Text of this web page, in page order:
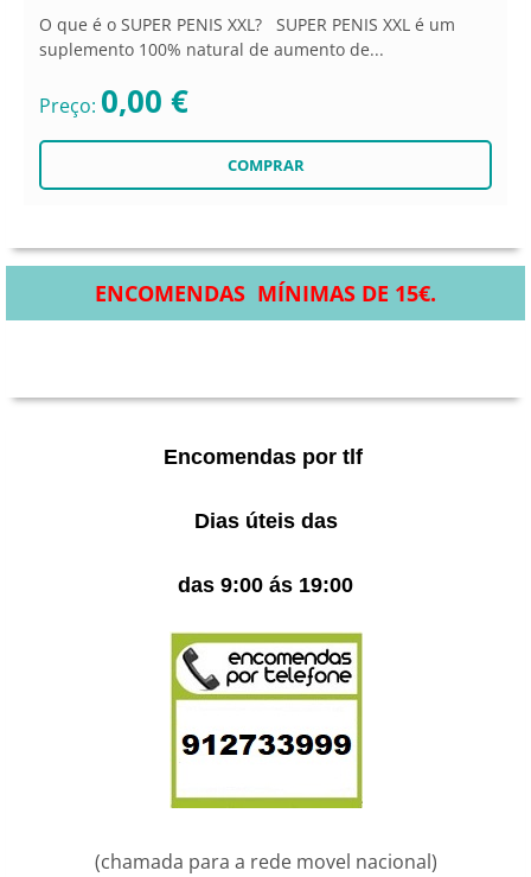
O que é o SUPER PENIS XXL? SUPER PENIS XXL é um
suplemento 100% natural de aumento de...
Preço: 0,00 €
ENCOMENDAS MÍNIMAS DE 15€.
Encomendas por tlf
Dias úteis das
das 9:00 ás 19:00
(chamada para a rede movel nacional)